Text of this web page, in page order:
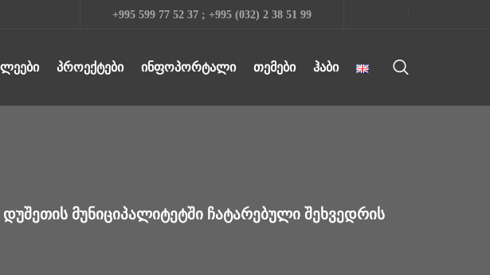
+995 599 77 52 37 ; +995 (032) 2 38 51 99
ᲞᲠᲝᲔᲥᲢᲔᲑᲘ ᲘᲜᲤᲝᲞᲝᲠᲢᲐᲚᲘ ᲗᲔᲛᲔᲑᲘ ᲰᲐᲑᲘ
ᲛᲣᲜᲘᲪᲘᲞᲐᲚᲘᲢᲔᲢᲨᲘ ᲩᲐᲢᲐᲠᲔᲑᲣᲚᲘ ᲨᲔᲮᲕᲔᲓᲠᲘᲡ